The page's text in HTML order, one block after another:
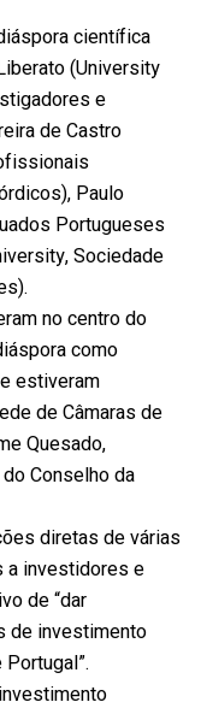
científica
(University
e
de Castro
Paulo
Portugueses
Sociedade
no centro do
como
estiveram
de Câmaras de
Quesado,
Conselho da
diretas de várias
a investidores e
de “dar
de investimento